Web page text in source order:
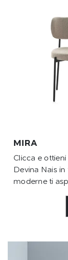
MIRA
Clicca e
Devina Nais
moderne ti